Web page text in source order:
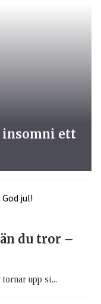
du tror –
upp si...
insomni ett